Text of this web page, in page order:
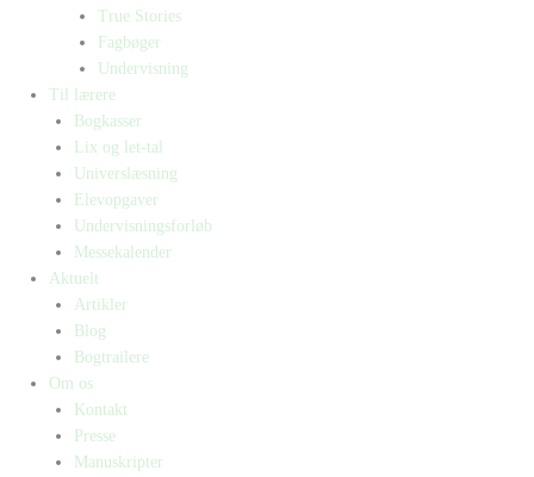
True Stories
Fagbøger
Undervisning
Til lærere
Bogkasser
Lix og let-tal
Universlæsning
Elevopgaver
Undervisningsforløb
Messekalender
Aktuelt
Artikler
Blog
Bogtrailere
Om os
Kontakt
Presse
Manuskripter